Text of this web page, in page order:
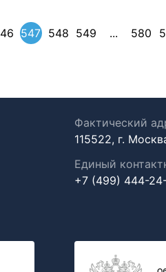
547 548 549 ... 580
Фактический
115522, г.
Единый
+7 (499) 444-